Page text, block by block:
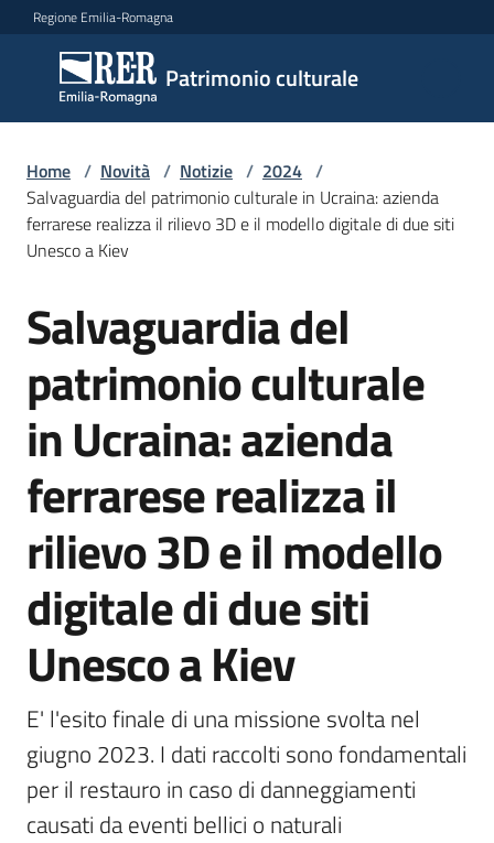
Vai al contenuto
Vai alla navigazione
Vai al footer
Regione Emilia-Romagna
Patrimonio culturale
Patrimonio
culturale
Argomenti
Servizi
Leggi
Atti
Bandi
Piani
Programmi
Progetti
Mediateca
Giuseppe
Guglielmi
Home / Novità / Notizie / 2024 /
Salvaguardia del patrimonio culturale in Ucraina: azienda
ferrarese realizza il rilievo 3D e il modello digitale di due siti
Unesco a Kiev
Salta al contenuto
Salvaguardia del
patrimonio culturale
in Ucraina: azienda
ferrarese realizza il
rilievo 3D e il modello
digitale di due siti
Unesco a Kiev
E' l'esito finale di una missione svolta nel
giugno 2023. I dati raccolti sono fondamentali
per il restauro in caso di danneggiamenti
causati da eventi bellici o naturali